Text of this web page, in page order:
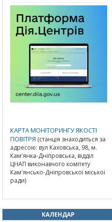
КАРТА МОНІТОРИНГУ ЯКОСТІ
ПОВІТРЯ (станція знаходиться за
адресою: вул Каховська, 98, м.
Кам'янка-Дніпровська, відділ
ЦНАП виконавчого комітету
Кам'янсько-Дніпровської міської
ради)
КАЛЕНДАР